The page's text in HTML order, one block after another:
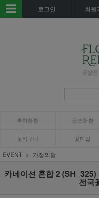
로그인 회원
축하화환 근조화환
꽃바구니 꽃다발
EVENT 가정의달
카네이션 혼합 2
전국